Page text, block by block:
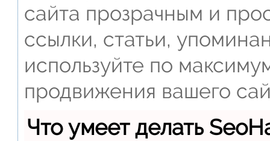
сайта прозрачным и
ссылки, статьи,
используйте по
продвижения вашего
Что умеет делать